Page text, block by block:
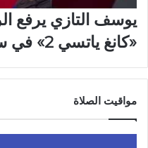
يوسف التازي يرفع
«كانغ ياتسي 2» في سن الـ15
مواقيت الصلاة